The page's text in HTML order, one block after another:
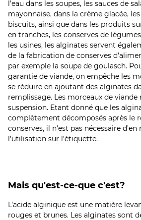
l’eau dans les soupes, les sauces de
mayonnaise, dans la crème glacée,
biscuits, ainsi que dans les produits
en tranches, les conserves de
les usines, les alginates servent
de la fabrication de conserves
par exemple la soupe de goulasch.
garantie de viande, on empêche les
se réduire en ajoutant des alginates
remplissage. Les morceaux de
suspension. Etant donné que les
complètement décomposés après le
conserves, il n’est pas nécessaire
l’utilisation sur l’étiquette.
Mais qu'est-ce-que c'est?
L’acide alginique est une matière
rouges et brunes. Les alginates sont